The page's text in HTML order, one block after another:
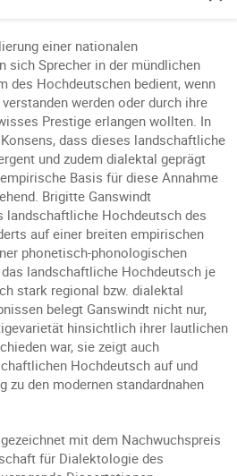
einer nationalen
sich Sprecher in der mündlichen
des Hochdeutschen bedient, wenn
werden oder durch ihre
Prestige erlangen wollten. In
dass dieses landschaftliche
und zudem dialektal geprägt
Basis für diese Annahme
Brigitte Ganswindt
Hochdeutsch des
auf einer breiten empirischen
phonetisch-phonologischen
landschaftliche Hochdeutsch je
stark regional bzw. dialektal
belegt Ganswindt nicht nur,
hinsichtlich ihrer lautlichen
war, sie zeigt auch
Hochdeutsch auf und
zu den modernen standardnahen
mit dem Nachwuchspreis
für Dialektologie des